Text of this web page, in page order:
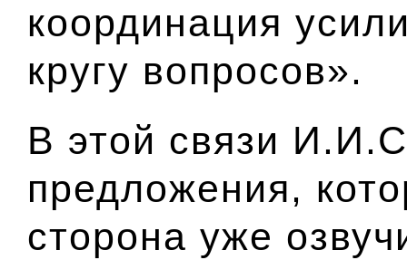
координация
кругу вопросов».
В этой связи
предложения,
сторона уже